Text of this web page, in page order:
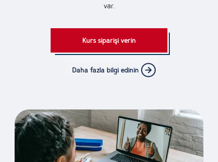
var.
Kurs siparişi verin
Daha fazla bilgi edinin